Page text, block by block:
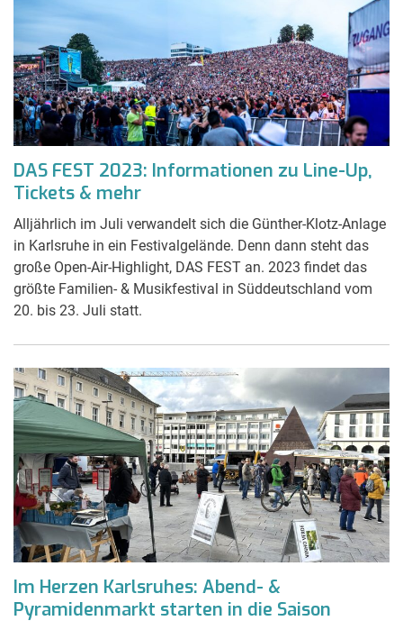
DAS FEST 2023: Informationen zu Line-Up,
Tickets & mehr
Alljährlich im Juli verwandelt sich die Günther-Klotz-Anlage
in Karlsruhe in ein Festivalgelände. Denn dann steht das
große Open-Air-Highlight, DAS FEST an. 2023 findet das
größte Familien- & Musikfestival in Süddeutschland vom
20. bis 23. Juli statt.
Im Herzen Karlsruhes: Abend- &
Pyramidenmarkt starten in die Saison